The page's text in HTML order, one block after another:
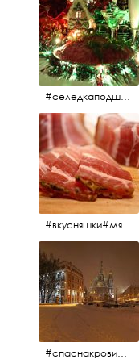
#селёдкаподшубой#основноеблюдо#новыйгод#шампанское#праздник
#вкусняшки#мясо
#спаснакрови#зима#спб